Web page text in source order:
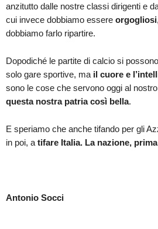
anzitutto dalle nostre classi dirigenti e
cui invece dobbiamo essere orgogliosi
dobbiamo farlo ripartire.
Dopodiché le partite di calcio si
solo gare sportive, ma il cuore e
sono le cose che servono oggi al
questa nostra patria così bella.
E speriamo che anche tifando per gli
in poi, a tifare Italia. La nazione,
Antonio Socci